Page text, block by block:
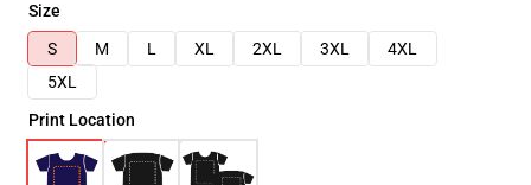
Size
S
M L XL 2XL 3XL
4XL
5XL
Print Location